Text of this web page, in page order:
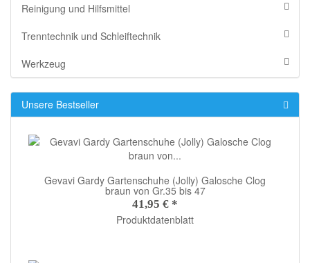
Reinigung und Hilfsmittel
Trenntechnik und Schleiftechnik
Werkzeug
Unsere Bestseller
Gevavi Gardy Gartenschuhe (Jolly) Galosche Clog
braun von Gr.35 bis 47
41,95 € *
Produktdatenblatt